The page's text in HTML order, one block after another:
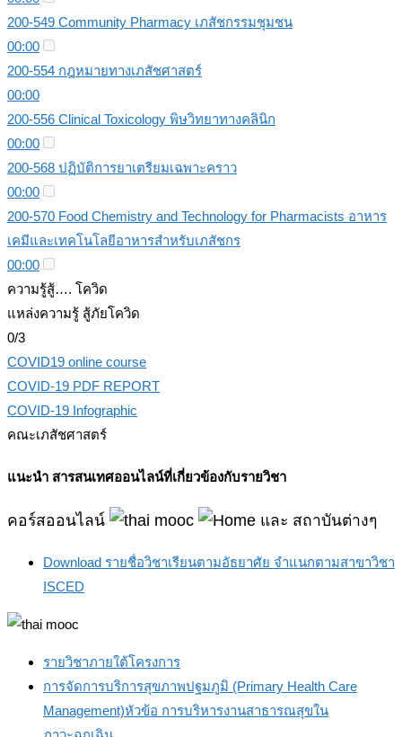
200-549 Community Pharmacy เภสัชกรรมชุมชน
00:00
200-554 กฎหมายทางเภสัชศาสตร์
00:00
200-556 Clinical Toxicology พิษวิทยาทางคลินิก
00:00
200-568 ปฏิบัติการยาเตรียมเฉพาะคราว
00:00
200-570 Food Chemistry and Technology for Pharmacists อาหาร
เคมีและเทคโนโลยีอาหารสำหรับเภสัชกร
00:00
ความรู้สู้…. โควิด
แหล่งความรู้ สู้ภัยโควิด
0/3
COVID19 online course
COVID-19 PDF REPORT
COVID-19 Infographic
คณะเภสัชศาสตร์
แนะนำ สารสนเทศออนไลน์ที่เกี่ยวข้องกับรายวิชา
คอร์สออนไลน์ และ สถาบันต่างๆ
Download รายชื่อวิชาเรียนตามอัธยาศัย จําแนกตามสาขาวิชา
ISCED
รายวิชาภายใต้โครงการ
การจัดการบริการสุขภาพปฐมภูมิ (Primary Health Care
Management)หัวข้อ การบริหารงานสาธารณสุขใน